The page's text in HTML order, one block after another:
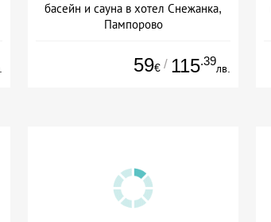
басейн и сауна в хотел Снежанка,
Пампорово
59€ / 115.39
лв.